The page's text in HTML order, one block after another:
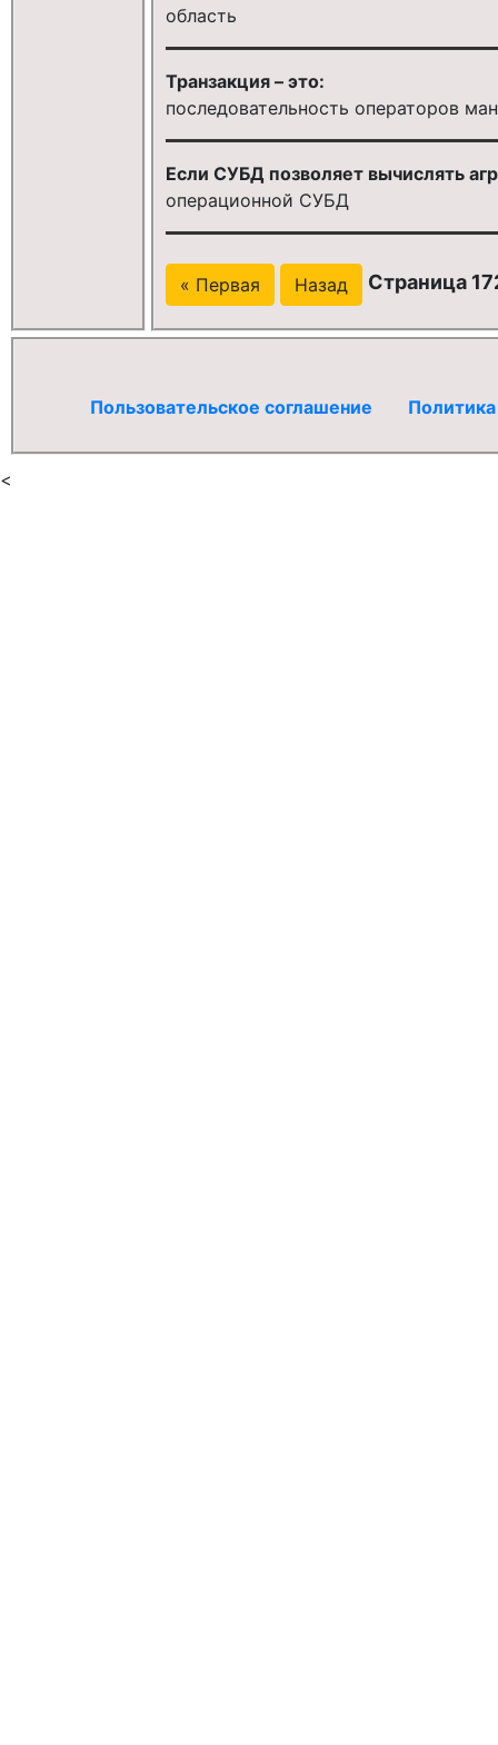
область
Транзакция – это:
последовательность операторов
Если СУБД позволяет вычислять
операционной СУБД
« Первая Назад Страница
Пользовательское соглашение
<